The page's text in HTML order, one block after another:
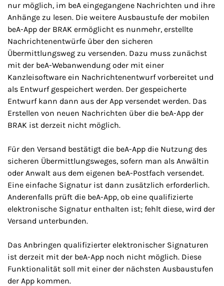
nur möglich, im beA eingegangene Nachrichten und ihre
Anhänge zu lesen. Die weitere Ausbaustufe der mobilen
beA-App der BRAK ermöglicht es nunmehr, erstellte
Nachrichtenentwürfe über den sicheren
Übermittlungsweg zu versenden. Dazu muss zunächst
mit der beA-Webanwendung oder mit einer
Kanzleisoftware ein Nachrichtenentwurf vorbereitet und
als Entwurf gespeichert werden. Der gespeicherte
Entwurf kann dann aus der App versendet werden. Das
Erstellen von neuen Nachrichten über die beA-App der
BRAK ist derzeit nicht möglich.
Für den Versand bestätigt die beA-App die Nutzung des
sicheren Übermittlungsweges, sofern man als Anwältin
oder Anwalt aus dem eigenen beA-Postfach versendet.
Eine einfache Signatur ist dann zusätzlich erforderlich.
Anderenfalls prüft die beA-App, ob eine qualifizierte
elektronische Signatur enthalten ist; fehlt diese, wird der
Versand unterbunden.
Das Anbringen qualifizierter elektronischer Signaturen
ist derzeit mit der beA-App noch nicht möglich. Diese
Funktionalität soll mit einer der nächsten Ausbaustufen
der App kommen.